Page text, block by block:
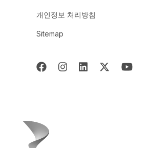
개인정보 처리방침
Sitemap